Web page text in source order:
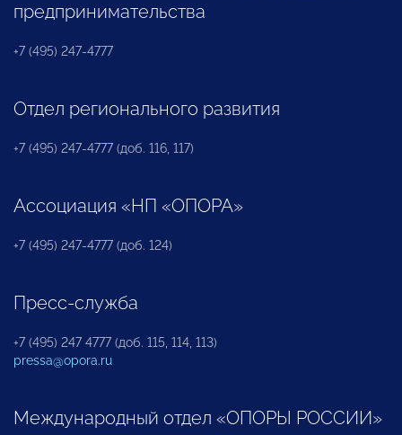
предпринимательства
+7 (495) 247-4777
Отдел регионального развития
+7 (495) 247-4777 (доб. 116, 117)
Ассоциация «НП «ОПОРА»
+7 (495) 247-4777 (доб. 124)
Пресс-служба
+7 (495) 247 4777 (доб. 115, 114, 113)
pressa@opora.ru
Международный отдел «ОПОРЫ РОССИИ»